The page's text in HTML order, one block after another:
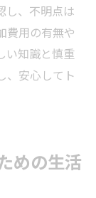
し、不明点は
費用の有無や
い知識と慎重
、安心してト
めの生活